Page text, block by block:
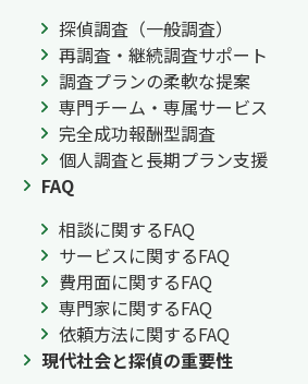
探偵調査（一般調査）
再調査・継続調査サポート
調査プランの柔軟な提案
専門チーム・専属サービス
完全成功報酬型調査
個人調査と長期プラン支援
FAQ
相談に関するFAQ
サービスに関するFAQ
費用面に関するFAQ
専門家に関するFAQ
依頼方法に関するFAQ
現代社会と探偵の重要性